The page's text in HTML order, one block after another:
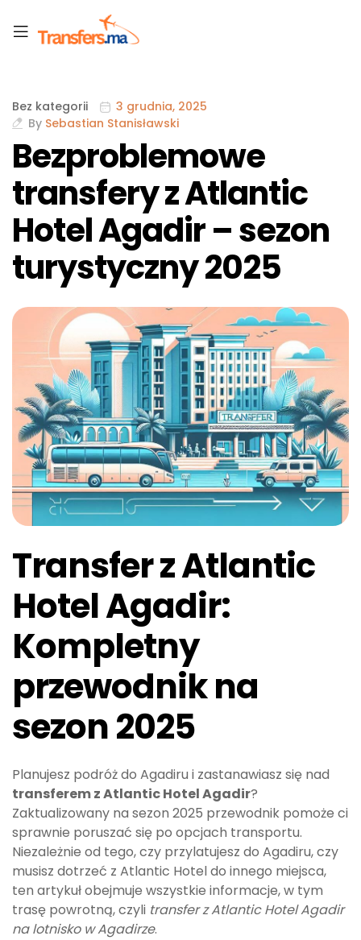
Bez kategorii
3 grudnia, 2025
By Sebastian Stanisławski
Bezproblemowe
transfery z Atlantic
Hotel Agadir – sezon
turystyczny 2025
Transfer z Atlantic
Hotel Agadir:
Kompletny
przewodnik na
sezon 2025
Planujesz podróż do Agadiru i zastanawiasz się nad
transferem z Atlantic Hotel Agadir?
Zaktualizowany na sezon 2025 przewodnik pomoże ci
sprawnie poruszać się po opcjach transportu.
Niezależnie od tego, czy przylatujesz do Agadiru, czy
musisz dotrzeć z Atlantic Hotel do innego miejsca,
ten artykuł obejmuje wszystkie informacje, w tym
trasę powrotną, czyli transfer z Atlantic Hotel Agadir
na lotnisko w Agadirze.